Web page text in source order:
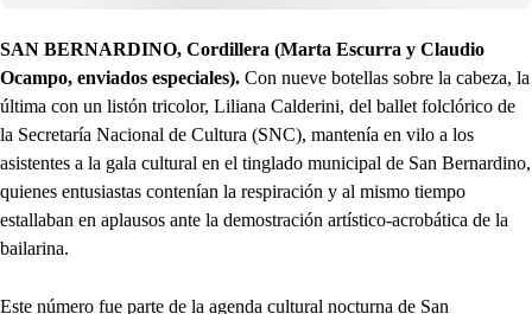
SAN BERNARDINO, Cordillera (Marta Escurra y Claudio
Ocampo, enviados especiales). Con nueve botellas sobre la cabeza, la
última con un listón tricolor, Liliana Calderini, del ballet folclórico de
la Secretaría Nacional de Cultura (SNC), mantenía en vilo a los
asistentes a la gala cultural en el tinglado municipal de San Bernardino,
quienes entusiastas contenían la respiración y al mismo tiempo
estallaban en aplausos ante la demostración artístico-acrobática de la
bailarina.
Este número fue parte de la agenda cultural nocturna de San